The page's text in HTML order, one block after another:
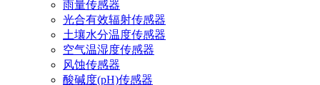
雨量传感器
光合有效辐射传感器
土壤水分温度传感器
空气温湿度传感器
风蚀传感器
酸碱度(pH)传感器